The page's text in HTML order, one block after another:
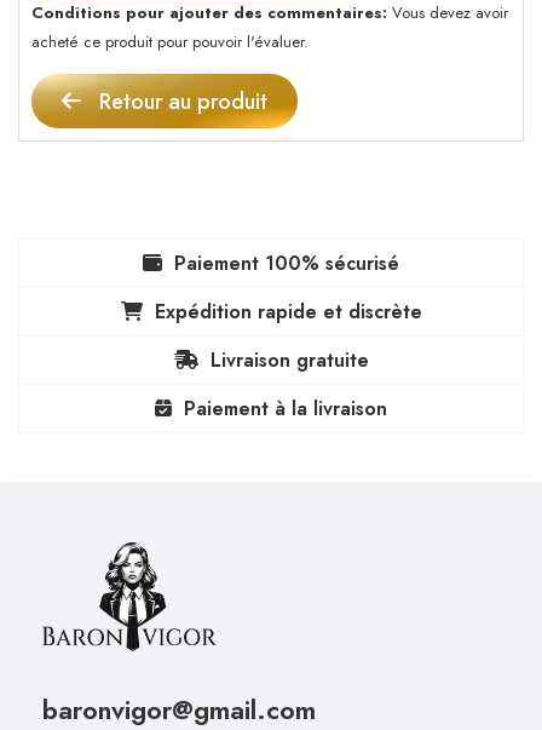
Conditions pour ajouter des commentaires: Vous devez avoir
acheté ce produit pour pouvoir l'évaluer.
Retour au produit
Paiement 100% sécurisé
Expédition rapide et discrète
Livraison gratuite
Paiement à la livraison
baronvigor@gmail.com